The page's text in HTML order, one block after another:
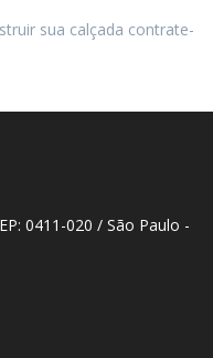
sua calçada contrate-
0411-020 / São Paulo -